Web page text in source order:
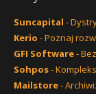
Suncapital -
Kerio - Poznaj
GFI Software-
Sohpos-
Mailstore-